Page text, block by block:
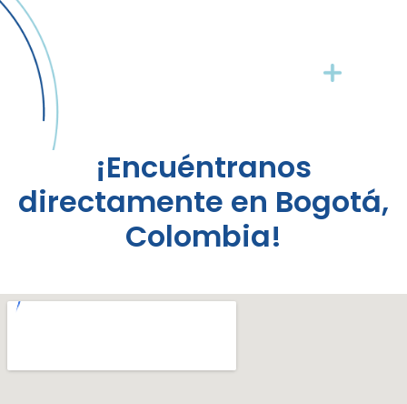
¡Encuéntranos
directamente en Bogotá,
Colombia!